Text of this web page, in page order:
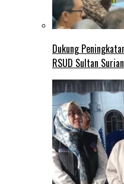
Dukung
RSUD Sultan